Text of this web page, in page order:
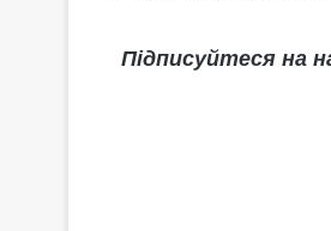
Підписуйтеся на